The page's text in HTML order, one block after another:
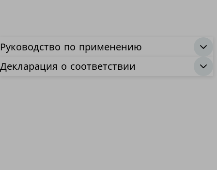
Руководство по применению
Декларация о соответствии